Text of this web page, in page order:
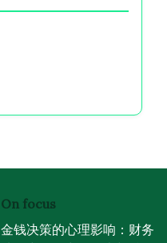
On focus
金钱决策的心理影响：财务